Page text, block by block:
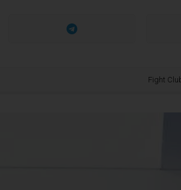
Fight Club Jiu Jitsu